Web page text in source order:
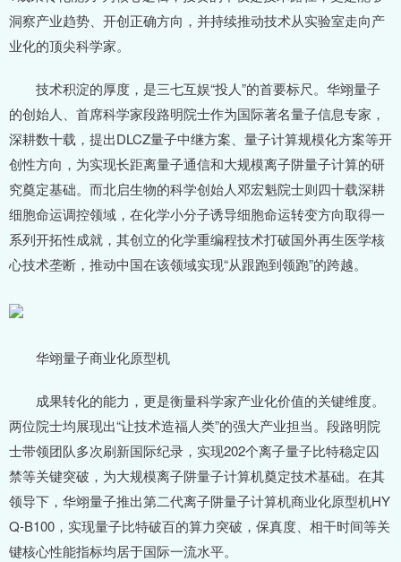
洞察产业趋势、开创正确方向，并持续推动技术从实验室走向产
业化的顶尖科学家。
技术积淀的厚度，是三七互娱“投人”的首要标尺。华翊量子
的创始人、首席科学家段路明院士作为国际著名量子信息专家，
深耕数十载，提出DLCZ量子中继方案、量子计算规模化方案等开
创性方向，为实现长距离量子通信和大规模离子阱量子计算的研
究奠定基础。而北启生物的科学创始人邓宏魁院士则四十载深耕
细胞命运调控领域，在化学小分子诱导细胞命运转变方向取得一
系列开拓性成就，其创立的化学重编程技术打破国外再生医学核
心技术垄断，推动中国在该领域实现“从跟跑到领跑”的跨越。
华翊量子商业化原型机
成果转化的能力，更是衡量科学家产业化价值的关键维度。
两位院士均展现出“让技术造福人类”的强大产业担当。段路明院
士带领团队多次刷新国际纪录，实现202个离子量子比特稳定囚
禁等关键突破，为大规模离子阱量子计算机奠定技术基础。在其
领导下，华翊量子推出第二代离子阱量子计算机商业化原型机HY
Q-B100，实现量子比特破百的算力突破，保真度、相干时间等关
键核心性能指标均居于国际一流水平。